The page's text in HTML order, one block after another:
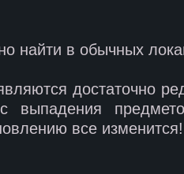
найти в обычных
достаточно
выпадения
все изменится!